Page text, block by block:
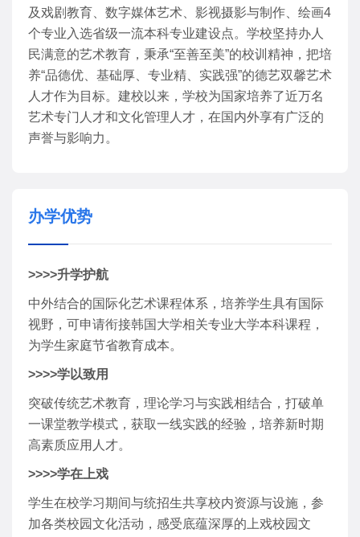
及戏剧教育、数字媒体艺术、影视摄影与制作、绘画4
个专业入选省级一流本科专业建设点。学校坚持办人
民满意的艺术教育，秉承“至善至美”的校训精神，把培
养“品德优、基础厚、专业精、实践强”的德艺双馨艺术
人才作为目标。建校以来，学校为国家培养了近万名
艺术专门人才和文化管理人才，在国内外享有广泛的
声誉与影响力。
办学优势
>>>>升学护航
中外结合的国际化艺术课程体系，培养学生具有国际
视野，可申请衔接韩国大学相关专业大学本科课程，
为学生家庭节省教育成本。
>>>>学以致用
突破传统艺术教育，理论学习与实践相结合，打破单
一课堂教学模式，获取一线实践的经验，培养新时期
高素质应用人才。
>>>>学在上戏
学生在校学习期间与统招生共享校内资源与设施，参
加各类校园文化活动，感受底蕴深厚的上戏校园文